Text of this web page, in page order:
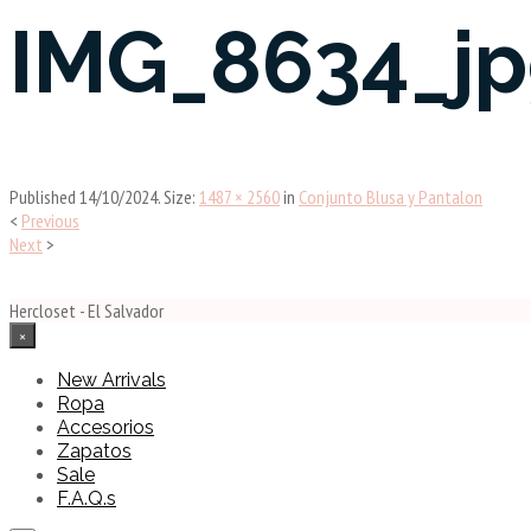
Published 14/10/2024. Size: 1487 × 2560in Conjunto Blusa y Pantalon
< Previous
Next >
Hercloset - El Salvador
×
New Arrivals
Ropa
Accesorios
Zapatos
Sale
F.A.Q.s